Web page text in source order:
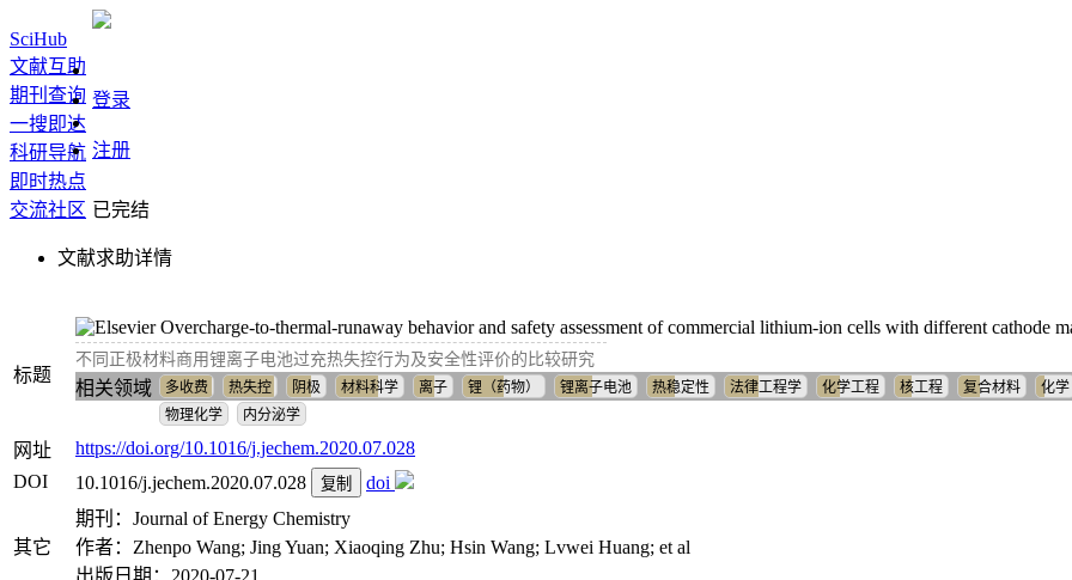
SciHub
文献互助
期刊查询
一搜即达
科研导航
即时热点
交流社区
登录
注册
已完结
文献求助详情
标题
Overcharge-to-thermal-runaway behavior and safety assessment of commercial lithium-ion cells with different cathode
不同正极材料商用锂离子电池过充热失控行为及安全性评价的比较研究
相关领域 多收费 热失控 阴极 材料科学 离子 锂（药物） 锂离子电池 热稳定性 法律工程学 化学工程 核工程 复合材料 化学
物理化学
内分泌学
网址
https://doi.org/10.1016/j.jechem.2020.07.028
DOI
10.1016/j.jechem.2020.07.028 复制 doi
其它
期刊：Journal of Energy Chemistry
作者：Zhenpo Wang; Jing Yuan; Xiaoqing Zhu; Hsin Wang; Lvwei Huang; et al
出版日期：2020-07-21